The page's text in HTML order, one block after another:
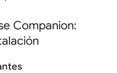
Companion: